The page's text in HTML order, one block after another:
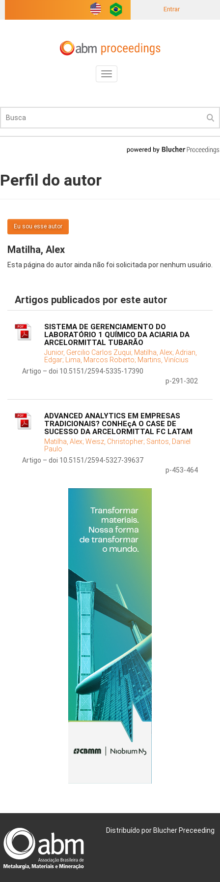
Entrar
Toggle
navigation
Perfil do autor
Eu sou esse autor
Matilha, Alex
Esta página do autor ainda não foi solicitada por nenhum usuário.
Artigos publicados por este autor
SISTEMA DE GERENCIAMENTO DO
LABORATÓRIO 1 QUÍMICO DA ACIARIA DA
ARCELORMITTAL TUBARÃO
Junior, Gercilio Carlos Zuqui; Matilha, Alex; Adrian,
Edgar; Lima, Marcos Roberto; Martins, Vinícius
Artigo – doi 10.5151/2594-5335-17390
p-291-302
ADVANCED ANALYTICS EM EMPRESAS
TRADICIONAIS? CONHEçA O CASE DE
SUCESSO DA ARCELORMITTAL FC LATAM
Matilha, Alex; Weisz, Christopher; Santos, Daniel
Paulo
Artigo – doi 10.5151/2594-5327-39637
p-453-464
Distribuído por Blucher Preceeding